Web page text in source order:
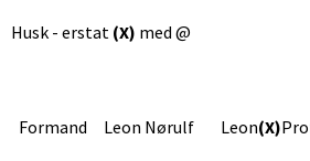
Husk - erstat (X) med @
Formand Leon Nørulf Leon(X)